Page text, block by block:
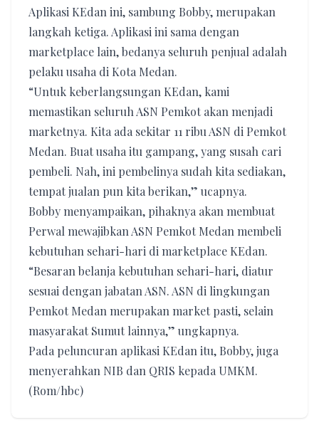
Aplikasi KEdan ini, sambung Bobby, merupakan
langkah ketiga. Aplikasi ini sama dengan
marketplace lain, bedanya seluruh penjual adalah
pelaku usaha di Kota Medan.
“Untuk keberlangsungan KEdan, kami
memastikan seluruh ASN Pemkot akan menjadi
marketnya. Kita ada sekitar 11 ribu ASN di Pemkot
Medan. Buat usaha itu gampang, yang susah cari
pembeli. Nah, ini pembelinya sudah kita sediakan,
tempat jualan pun kita berikan,” ucapnya.
Bobby menyampaikan, pihaknya akan membuat
Perwal mewajibkan ASN Pemkot Medan membeli
kebutuhan sehari-hari di marketplace KEdan.
“Besaran belanja kebutuhan sehari-hari, diatur
sesuai dengan jabatan ASN. ASN di lingkungan
Pemkot Medan merupakan market pasti, selain
masyarakat Sumut lainnya,” ungkapnya.
Pada peluncuran aplikasi KEdan itu, Bobby, juga
menyerahkan NIB dan QRIS kepada UMKM.
(Rom/hbc)